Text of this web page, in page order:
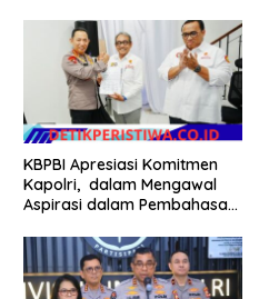
KBPBI Apresiasi Komitmen
Kapolri, dalam Mengawal
Aspirasi dalam Pembahasan